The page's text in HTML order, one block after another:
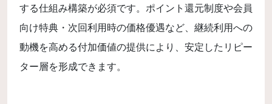
する仕組み構築が必須です。ポイント還元制度や会員
向け特典・次回利用時の価格優遇など、継続利用への
動機を高める付加価値の提供により、安定したリピー
ター層を形成できます。